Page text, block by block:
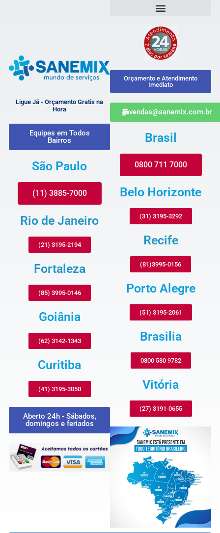
Ligue Já - Orçamento Gratis na
Hora
Equipes em Todos
Bairros
São Paulo
(11) 3885-7000
Rio de Janeiro
(21) 3195-2194
Fortaleza
(85) 3995-0146
Goiânia
(62) 3142-1343
Curitiba
(41) 3195-3050
Aberto 24h - Sábados,
domingos e feriados
Orçamento e Atendimento
Imediato
vendas@sanemix.com.br
Brasil
0800 711 7000
Belo Horizonte
(31) 3195-3292
Recife
(81)3995-0156
Porto Alegre
(51) 3195-2061
Brasilia
0800 580 9782
Vitória
(27) 3191-0655